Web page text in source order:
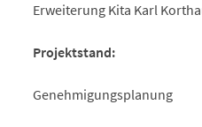
Erweiterung Kita Karl
Projektstand:
Genehmigungsplanung